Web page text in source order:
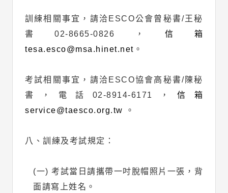
訓練相關事宜，請洽ESCO公會曾秘書/王秘
書02-8665-0826， 信箱
tesa.esco@msa.hinet.net 。
考試相關事宜，請洽ESCO協會高秘書/陳秘
書，電話02-8914-6171，信箱
service@taesco.org.tw
。
八、訓練及考試規定：
(一) 考試當日請攜帶一吋脫帽照片一張，背
面請寫上姓名。